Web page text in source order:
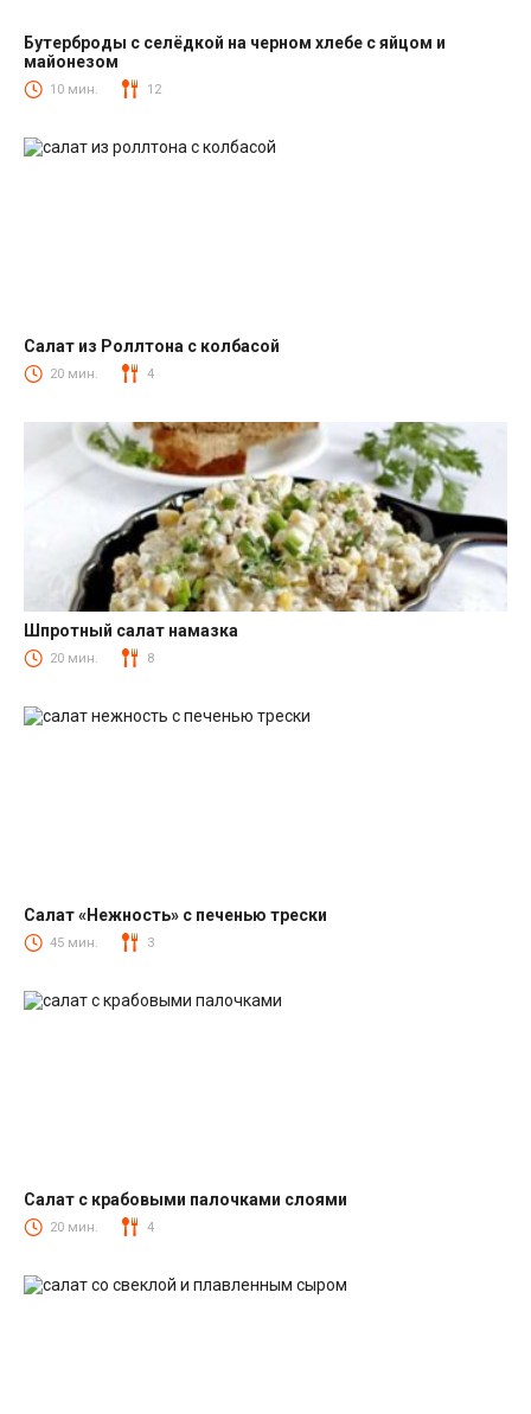
Закуски
Бутерброды с селёдкой на черном хлебе с яйцом и
майонезом
10 мин. 12
Салаты с колбасой
Салат из Роллтона с колбасой
20 мин. 4
Салаты со шпротами
Шпротный салат намазка
20 мин. 8
Салаты из печени трески
Салат «Нежность» с печенью трески
45 мин. 3
Салаты с крабовыми палочками
Салат с крабовыми палочками слоями
20 мин. 4